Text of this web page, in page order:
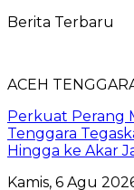
Berita Terbaru
ACEH
Perkuat Perang
Tenggara
Hingga ke Akar
Kamis, 6 Agu